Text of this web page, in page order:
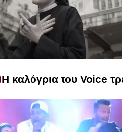
Η καλόγρια του Voice